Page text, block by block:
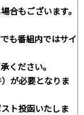
合もございます。
も番組内ではサイ
ください。
が必要となりま
ト投函いたしま